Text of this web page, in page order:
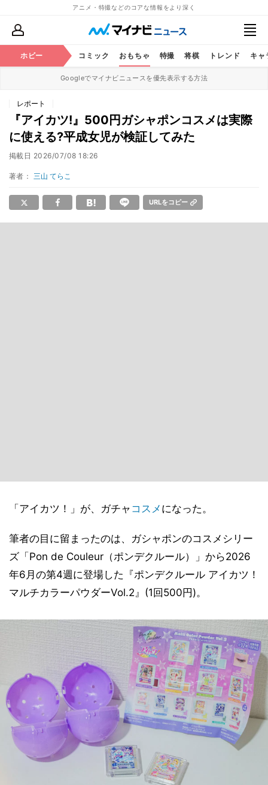
アニメ・特撮などのコアな情報をより深く
ホビー
アニメ コミック おもちゃ 特撮 将棋 トレンド キャ
Googleでマイナビニュースを優先表示する方法
レポート
『アイカツ!』500円ガシャポンコスメは実際
に使える?平成女児が検証してみた
掲載日 2026/07/08 18:26
著者： 三山 てらこ
URLをコピー
「アイカツ！」が、ガチャ コスメ になった。
筆者の目に留まったのは、ガシャポンのコスメシリー
ズ「Pon de Couleur（ポンデクルール）」から2026
年6月の第4週に登場した『ポンデクルール アイカツ！
マルチカラーパウダーVol.2』(1回500円)。